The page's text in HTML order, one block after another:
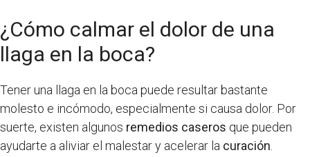
¿Cómo calmar el dolor de una
llaga en la boca?
Tener una llaga en la boca puede resultar bastante
molesto e incómodo, especialmente si causa dolor. Por
suerte, existen algunos remedios caseros que pueden
ayudarte a aliviar el malestar y acelerar la curación